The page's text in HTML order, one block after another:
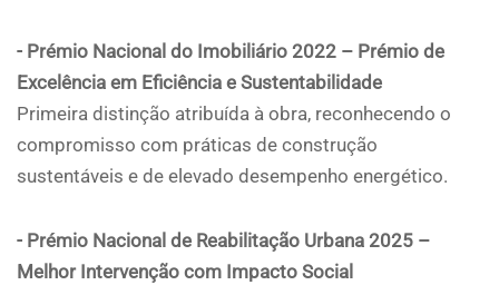
- Prémio Nacional do Imobiliário 2022 – Prémio de
Excelência em Eficiência e Sustentabilidade
Primeira distinção atribuída à obra, reconhecendo o
compromisso com práticas de construção
sustentáveis e de elevado desempenho energético.
- Prémio Nacional de Reabilitação Urbana 2025 –
Melhor Intervenção com Impacto Social